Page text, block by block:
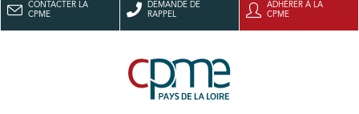
CONTACTER LA
CPME
DEMANDE DE
RAPPEL
ADHÉRER À LA
CPME